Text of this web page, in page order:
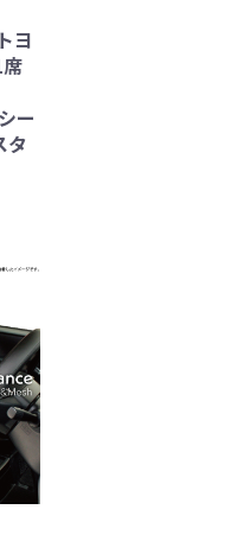
ヨ
ー
タ